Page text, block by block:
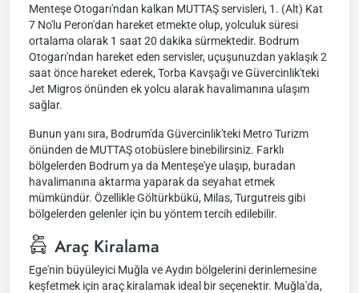
Menteşe Otogarı'ndan kalkan MUTTAŞ servisleri, 1. (Alt) Kat
7 No'lu Peron'dan hareket etmekte olup, yolculuk süresi
ortalama olarak 1 saat 20 dakika sürmektedir. Bodrum
Otogarı'ndan hareket eden servisler, uçuşunuzdan yaklaşık 2
saat önce hareket ederek, Torba Kavşağı ve Güvercinlik'teki
Jet Migros önünden ek yolcu alarak havalimanına ulaşım
sağlar.
Bunun yanı sıra, Bodrum'da Güvercinlik'teki Metro Turizm
önünden de MUTTAŞ otobüslere binebilirsiniz. Farklı
bölgelerden Bodrum ya da Menteşe'ye ulaşıp, buradan
havalimanına aktarma yaparak da seyahat etmek
mümkündür. Özellikle Göltürkbükü, Milas, Turgutreis gibi
bölgelerden gelenler için bu yöntem tercih edilebilir.
Araç Kiralama
Ege'nin büyüleyici Muğla ve Aydın bölgelerini derinlemesine
keşfetmek için araç kiralamak ideal bir seçenektir. Muğla'da,